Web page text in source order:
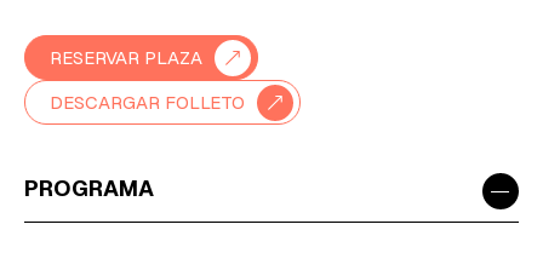
RESERVAR PLAZA
DESCARGAR FOLLETO
PROGRAMA −